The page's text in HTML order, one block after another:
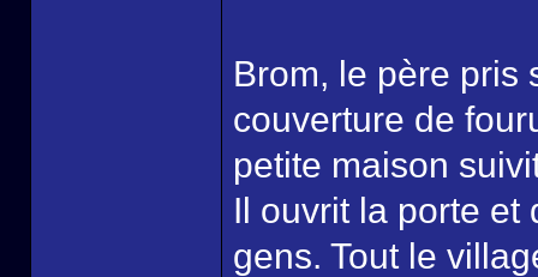
Brom, le père pris
couverture de
petite maison
Il ouvrit la porte et
gens. Tout le